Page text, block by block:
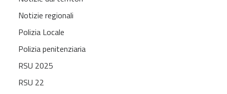
Notizie regionali
Polizia Locale
Polizia penitenziaria
RSU 2025
RSU 22